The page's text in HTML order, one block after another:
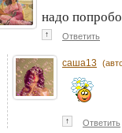
надо
↑ Ответить
саша13
↑ Ответить